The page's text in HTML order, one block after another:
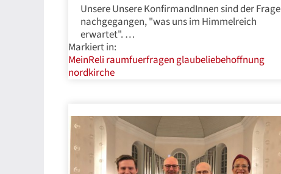
Unsere Unsere KonfirmandInnen sind der Frage
nachgegangen, "was uns im Himmelreich
erwartet". …
Markiert in:
MeinReli raumfuerfragenglaubeliebehoffnung
nordkirche